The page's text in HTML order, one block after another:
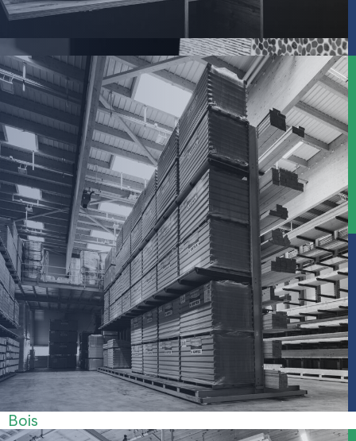
Carrelage
Salle de bains
Bois